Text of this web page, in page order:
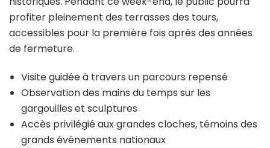
profiter pleinement des terrasses des tours,
accessibles pour la première fois après des années
de fermeture.
Visite guidée à travers un parcours repensé
Observation des mains du temps sur les
gargouilles et sculptures
Accès privilégié aux grandes cloches, témoins des
grands événements nationaux